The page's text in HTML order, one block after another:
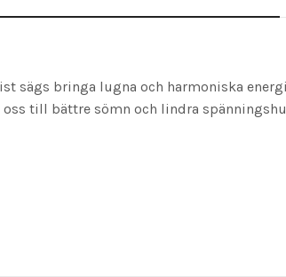
sägs bringa lugna och harmoniska
oss till bättre sömn och lindra